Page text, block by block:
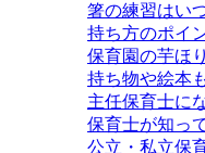
箸の練習はい
持ち方のポイ
保育園の芋ほ
持ち物や絵本
主任保育士に
保育士が知っ
公立・私立保